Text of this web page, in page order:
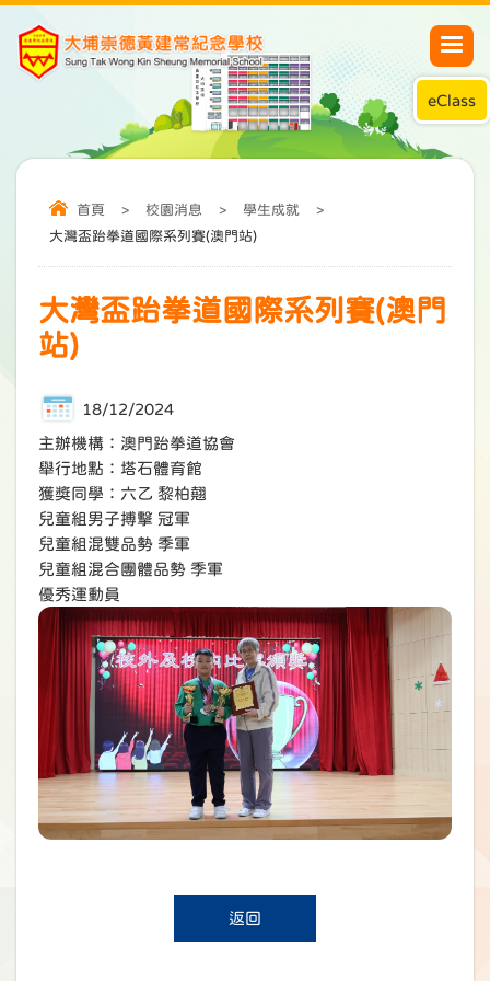
eClass
首頁 > 校園消息 > 學生成就
>
大灣盃跆拳道國際系列賽(澳門站)
大灣盃跆拳道國際系列賽(澳門
站)
18/12/2024
主辦機構：澳門跆拳道協會
舉行地點：塔石體育館
獲獎同學：六乙 黎柏翹
兒童組男子搏擊 冠軍
兒童組混雙品勢 季軍
兒童組混合團體品勢 季軍
優秀運動員
返回